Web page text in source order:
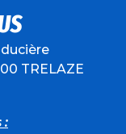
TRELAZE
: